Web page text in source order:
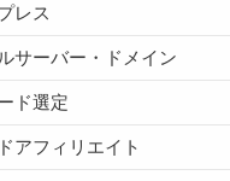
レス
サーバー・ドメイン
ド選定
アフィリエイト